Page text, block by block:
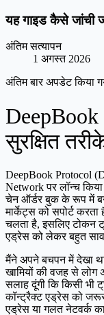
यह गाइड कैसे जांची
अंतिम सत्यापन
1 अगस्त 2026
अंतिम बार अपडेट किया
सुरक्षित
DeepBook Protocol
Network पर लॉन्च
चेन ऑर्डर बुक के रूप में
मार्केट्स को सपोर्ट
चलता है, इसलिए टोकन
एड्रेस को लेकर बहुत
मैंने अपने बचपन में देखा
खामियों की वजह से लोग
सलाह दूंगी कि किसी
कॉन्ट्रैक्ट एड्रेस को
एड्रेस या गलत नेटवर्क